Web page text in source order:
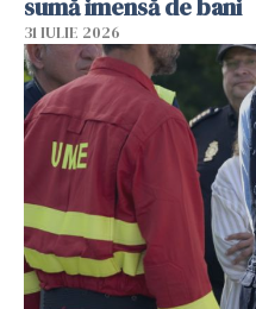
sumă imensă de bani
31 IULIE 2026